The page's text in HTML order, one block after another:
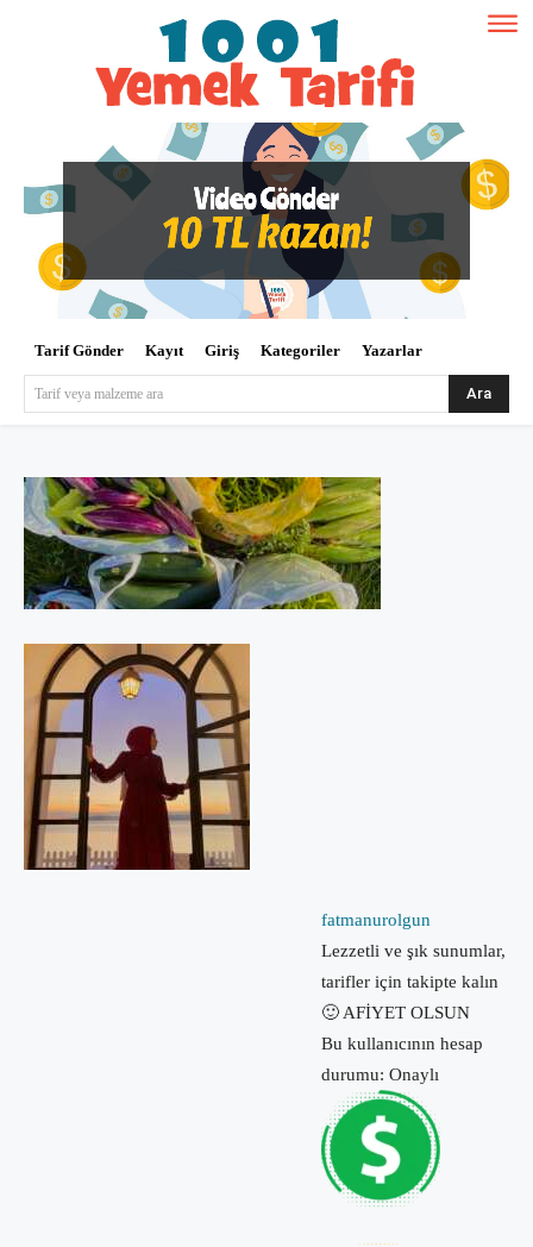
Tarif Gönder Kayıt Giriş Kategoriler Yazarlar
Tarif veya malzeme ara Ara
fatmanurolgun
Lezzetli ve şık sunumlar,
tarifler için takipte kalın
🙂 AFİYET OLSUN
Bu kullanıcının hesap
durumu: Onaylı